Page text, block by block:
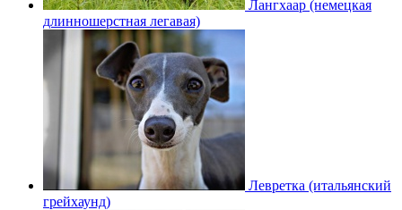
Лангхаар (немецкая
длинношерстная легавая)
Левретка (итальянский
грейхаунд)